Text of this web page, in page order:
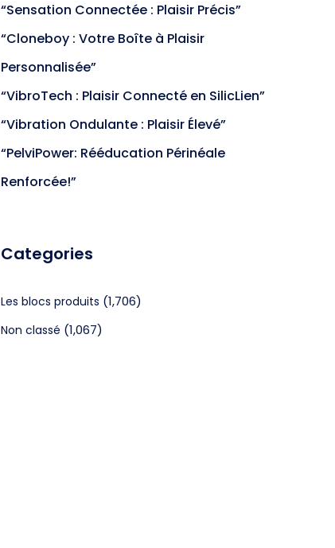
“Sensation Connectée : Plaisir Précis”
“Cloneboy : Votre Boîte à Plaisir
Personnalisée”
“VibroTech : Plaisir Connecté en SilicLien”
“Vibration Ondulante : Plaisir Élevé”
“PelviPower: Rééducation Périnéale
Renforcée!”
Categories
Les blocs produits (1,706)
Non classé (1,067)